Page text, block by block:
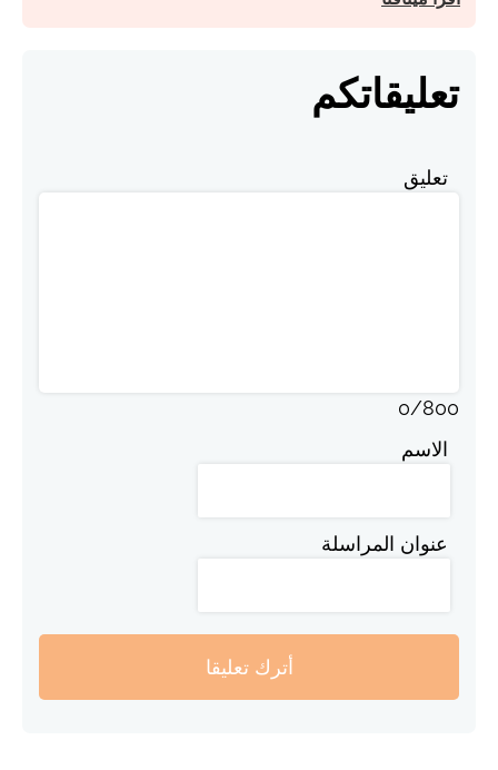
تعليقاتكم
تعليق
0/800
الاسم
عنوان المراسلة
أترك تعليقا